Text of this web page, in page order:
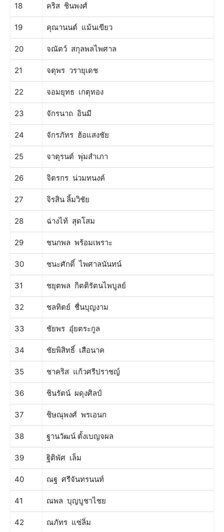
18 คริส ชินพงศ์
19 คุณานนต์ แม้นเขียว
20 จณัตว์ สกุลพลไพศาล
21 จตุพร วรายุเดช
22 จอมยุทธ เกตุทอง
23 จักรนาถ อินมี
24 จักรภัทร ฮ้อแสงชัย
25 จาตุรนต์ พุ่มสำเภา
26 จิตรกร น่วมทนงค์
27 จิรสิน ลิ้มวิชัย
28 ฉ่างไท้ สุดโสม
29 ชนกพล พร้อมเพราะ
30 ชนะศักดิ์ ไพศาลนันทน์
31 ชยุตพล กิตติรัตนไพบูลย์
32 ชลทิตย์ ชื่นบุญงาม
33 ชัยพร อุ๋ยตระกูล
34 ชัยพิสิทธิ์ เสือนาค
35 ชาคริส แก้วศรีปราชญ์
36 ชินรัตน์ ผดุงศิลป์
37 ชิษณุพงศ์ พรเอนก
38 ฐานวัฒน์ ตั้งเบญจผล
39 ฐิติพัศ เล็ม
40 ณฐ ศรีจันทรนนท์
41 ณพล บุญบูชาไชย
42 ณภัทร แซ่ลิ่ม